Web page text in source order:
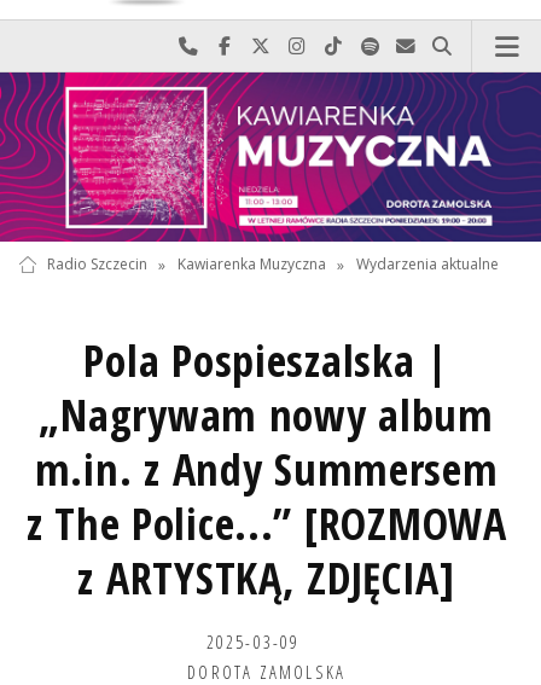
Najlepiej po prostu do nas zadzwoń
Odwiedź nas na Facebook-u
Odwiedź nas na X
Odwiedź nas na Instagram-ie
Odwiedź nas na TikTok-u
Szukaj nas na Spotify
Wyślij do nas
Szukaj
Radio Szczecin » Kawiarenka Muzyczna » Wydarzenia aktualne
Pola Pospieszalska |
„Nagrywam nowy album
m.in. z Andy Summersem
z The Police...” [ROZMOWA
z ARTYSTKĄ, ZDJĘCIA]
2025-03-09
DOROTA ZAMOLSKA